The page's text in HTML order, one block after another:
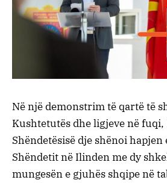
Në një demonstrim të qartë të
Kushtetutës dhe ligjeve në
Shëndetësisë dje shënoi hapjen
Shëndetit në Ilinden me dy
mungesën e gjuhës shqipe në